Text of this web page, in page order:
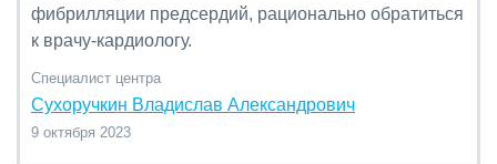
фибрилляции предсердий, рационально обратиться
к врачу-кардиологу.
Специалист центра
Сухоручкин Владислав Александрович
9 октября 2023